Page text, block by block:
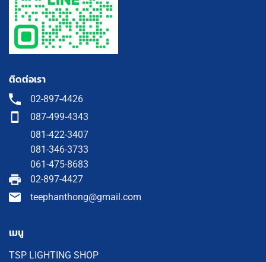
ติดต่อเรา
02-897-4426
087-499-4343
081-422-3407
081-346-3733
061-475-8683
02-897-4427
teephanthong@gmail.com
เมนู
TSP LIGHTING SHOP